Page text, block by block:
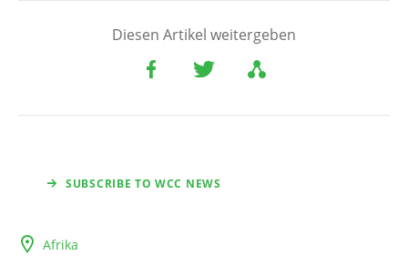
Diesen Artikel weitergeben
SUBSCRIBE TO WCC NEWS
Afrika